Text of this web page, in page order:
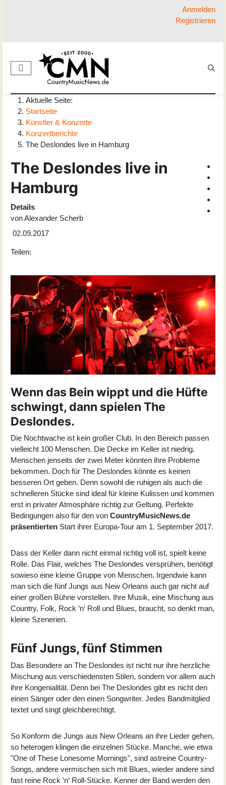
Anmelden
Registrieren
Aktuelle Seite:
Startseite
Künstler & Konzerte
Konzertberichte
The Deslondes live in Hamburg
The Deslondes live in
Hamburg
Details
vonAlexander Scherb
02.09.2017
Teilen:
Wenn das Bein wippt und die Hüfte
schwingt, dann spielen The
Deslondes.
Die Nochtwache ist kein großer Club. In den Bereich passen
vielleicht 100 Menschen. Die Decke im Keller ist niedrig.
Menschen jenseits der zwei Meter könnten ihre Probleme
bekommen. Doch für The Deslondes könnte es keinen
besseren Ort geben. Denn sowohl die ruhigen als auch die
schnelleren Stücke sind ideal für kleine Kulissen und kommen
erst in privater Atmosphäre richtig zur Geltung. Perfekte
Bedingungen also für den von CountryMusicNews.de
präsentierten Start ihrer Europa-Tour am 1. September 2017.
Dass der Keller dann nicht einmal richtig voll ist, spielt keine
Rolle. Das Flair, welches The Deslondes versprühen, benötigt
sowieso eine kleine Gruppe von Menschen. Irgendwie kann
man sich die fünf Jungs aus New Orleans auch gar nicht auf
einer großen Bühne vorstellen. Ihre Musik, eine Mischung aus
Country, Folk, Rock ‘n‘ Roll und Blues, braucht, so denkt man,
kleine Szenerien.
Fünf Jungs, fünf Stimmen
Das Besondere an The Deslondes ist nicht nur ihre herzliche
Mischung aus verschiedensten Stilen, sondern vor allem auch
ihre Kongenialität. Denn bei The Deslondes gibt es nicht den
einen Sänger oder den einen Songwriter. Jedes Bandmitglied
textet und singt gleichberechtigt.
So Konform die Jungs aus New Orleans an ihre Lieder gehen,
so heterogen klingen die einzelnen Stücke. Manche, wie etwa
"One of These Lonesome Mornings", sind astreine Country-
Songs, andere vermischen sich mit Blues, wieder andere sind
fast reine Rock ’n‘ Roll-Stücke. Kenner der Band werden den